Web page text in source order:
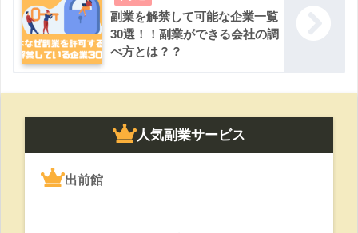
副業を解禁して可能な企業一覧
30選！！副業ができる会社の調
べ方とは？？
人気副業サービス
出前館